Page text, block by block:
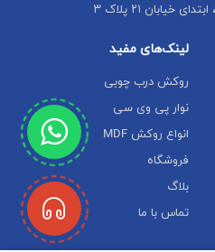
۲۱ پلاک ۳
لینک‌های مفید
روکش درب چوبی
نوار پی وی سی
انواع روکش MDF
فروشگاه
بلاگ
تماس با ما